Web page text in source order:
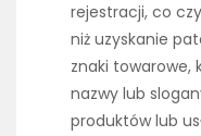
rejestracji, co
niż uzyskanie
znaki towarowe,
nazwy lub
produktów lub